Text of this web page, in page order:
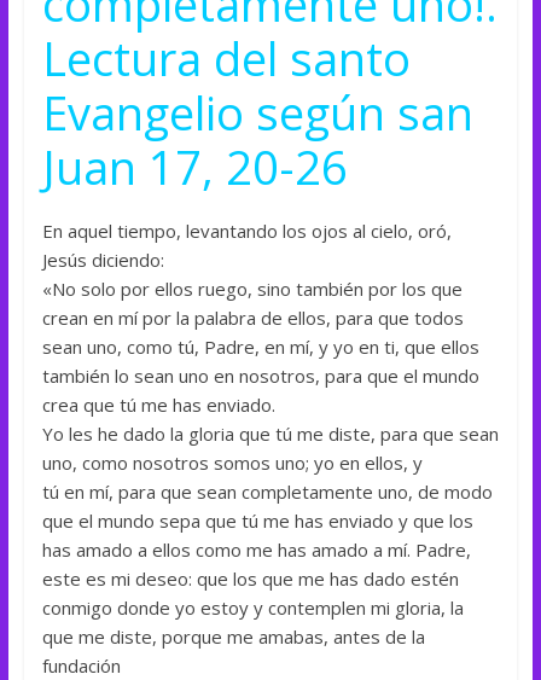
Lectura del santo
Evangelio según san
Juan 17, 20-26
En aquel tiempo, levantando los ojos al cielo, oró,
Jesús diciendo:
«No solo por ellos ruego, sino también por los que
crean en mí por la palabra de ellos, para que todos
sean uno, como tú, Padre, en mí, y yo en ti, que ellos
también lo sean uno en nosotros, para que el mundo
crea que tú me has enviado.
Yo les he dado la gloria que tú me diste, para que sean
uno, como nosotros somos uno; yo en ellos, y
tú en mí, para que sean completamente uno, de modo
que el mundo sepa que tú me has enviado y que los
has amado a ellos como me has amado a mí. Padre,
este es mi deseo: que los que me has dado estén
conmigo donde yo estoy y contemplen mi gloria, la
que me diste, porque me amabas, antes de la
fundación